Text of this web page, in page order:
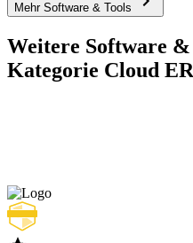
Mehr Software & Tools
Weitere Software
Kategorie Cloud